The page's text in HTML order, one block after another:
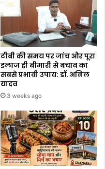
टीबी की समय पर जांच और पूरा
इलाज ही बीमारी से बचाव का
सबसे प्रभावी उपाय: डॉ. अनिल
यादव
3 weeks ago